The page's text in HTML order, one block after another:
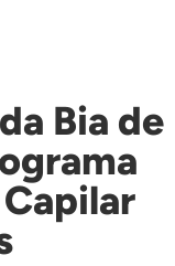
Bia de